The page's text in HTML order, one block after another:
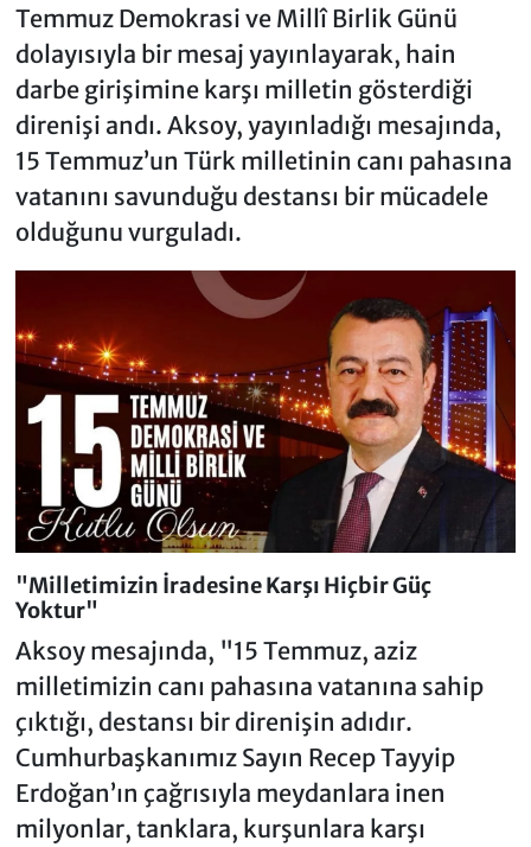
Temmuz Demokrasi ve Millî Birlik Günü
dolayısıyla bir mesaj yayınlayarak, hain
darbe girişimine karşı milletin gösterdiği
direnişi andı. Aksoy, yayınladığı mesajında,
15 Temmuz’un Türk milletinin canı pahasına
vatanını savunduğu destansı bir mücadele
olduğunu vurguladı.
"Milletimizin İradesine Karşı Hiçbir Güç
Yoktur"
Aksoy mesajında, "15 Temmuz, aziz
milletimizin canı pahasına vatanına sahip
çıktığı, destansı bir direnişin adıdır.
Cumhurbaşkanımız Sayın Recep Tayyip
Erdoğan’ın çağrısıyla meydanlara inen
milyonlar, tanklara, kurşunlara karşı